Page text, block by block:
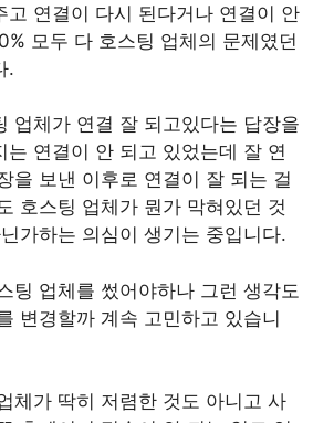
고 연결이 다시 된다거나 연결이 안
모두 다 호스팅 업체의 문제였던
.
업체가 연결 잘 되고있다는 답장을
는 연결이 안 되고 있었는데 잘 연
을 보낸 이후로 연결이 잘 되는 걸
호스팅 업체가 뭔가 막혀있던 것
가하는 의심이 생기는 중입니다.
팅 업체를 썼어야하나 그런 생각도
변경할까 계속 고민하고 있습니
체가 딱히 저렴한 것도 아니고 사